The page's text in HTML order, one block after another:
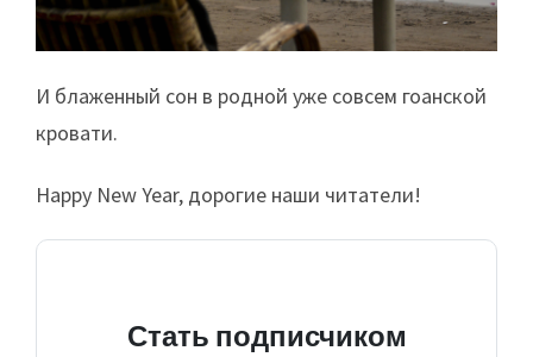
И блаженный сон в родной уже совсем гоанской
кровати.
Happy New Year, дорогие наши читатели!
Стать подписчиком